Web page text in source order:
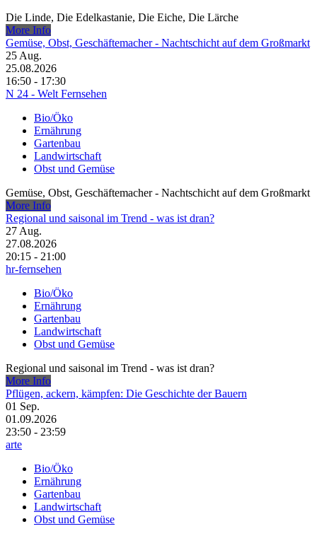
Die Linde, Die Edelkastanie, Die Eiche, Die Lärche
More Info
Gemüse, Obst, Geschäftemacher - Nachtschicht auf dem Großmarkt
25 Aug.
25.08.2026
16:50 - 17:30
N 24 - Welt Fernsehen
Bio/Öko
Ernährung
Gartenbau
Landwirtschaft
Obst und Gemüse
Gemüse, Obst, Geschäftemacher - Nachtschicht auf dem Großmarkt
More Info
Regional und saisonal im Trend - was ist dran?
27 Aug.
27.08.2026
20:15 - 21:00
hr-fernsehen
Bio/Öko
Ernährung
Gartenbau
Landwirtschaft
Obst und Gemüse
Regional und saisonal im Trend - was ist dran?
More Info
Pflügen, ackern, kämpfen: Die Geschichte der Bauern
01 Sep.
01.09.2026
23:50 - 23:59
arte
Bio/Öko
Ernährung
Gartenbau
Landwirtschaft
Obst und Gemüse